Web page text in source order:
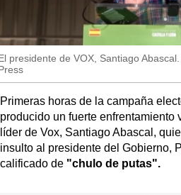
presidente de VOX, Santiago
Primeras horas de la campaña
producido un fuerte enfrentamiento
líder de Vox, Santiago Abascal,
insulto al presidente del Gobierno,
calificado de "chulo de putas".